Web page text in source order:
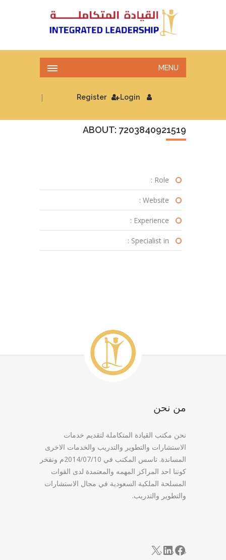
MENU
Login
| Register
ABOUT: 7203840921519
Role :
Website :
Experience :
Specialist in :
من نحن
نحن مكتب القيادة المتكاملة لتقديم خدمات
الاستشارات والتطوير والتدريب والخدمات الاخرى
المساندة. تاسس المكتب في 2014/07/10م ونفخر
كوننا احد المراكز المهمه والمعتمدة لدى القوات
المسلحة الملكية السعودية في مجال الاستشارات
والتطوير والتدريب.
Facebook
LinkedIn
X